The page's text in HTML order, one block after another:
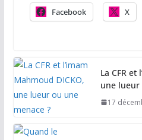
Facebook X
La CFR et
une lueur
17